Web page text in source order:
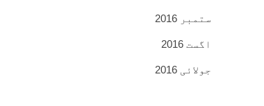
ستمبر 2016
اگست 2016
جولائی 2016